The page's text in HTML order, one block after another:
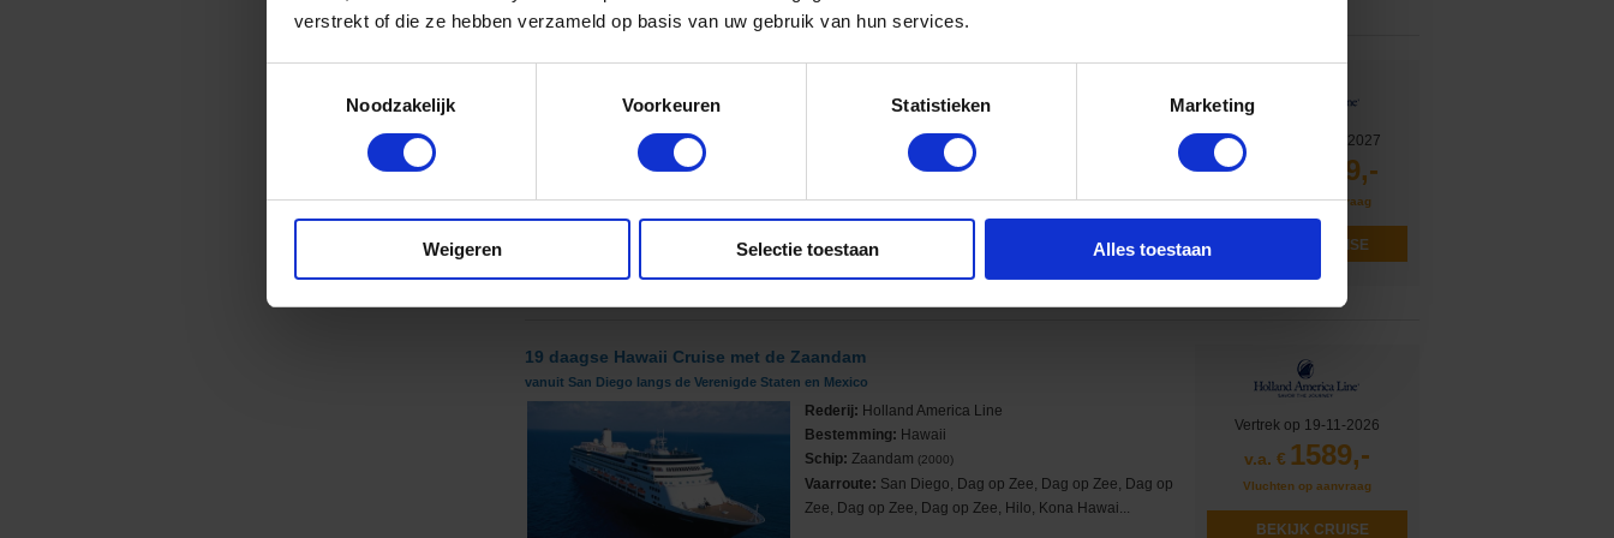
verstrekt of die ze hebben verzameld op basis van uw gebruik van hun services.
Noodzakelijk
Voorkeuren Statistieken Marketing
Weigeren Selectie toestaan Alles toestaan
vanuit Fort Lauderdale langs de Verenigde Staten, Kaaimaneilanden en Panama
Panamakanaal
Zaandam(2000)
Vaarroute:Fort Lauderdale, Dag op Zee, Grand Cayman,
Dag op Zee, Panama Canal Transit...
Cruise only (vluchten en transfers ook mogelijk)
Volpension (All inclusive is ook mogelijk)
Vertrek op 03-01-2027
v.a. € 13399,-
Vluchten op aanvraag
BEKIJK CRUISE
19 daagse Hawaii Cruise met de Zaandam
vanuit San Diego langs de Verenigde Staten en Mexico
Rederij: Holland America Line
Bestemming: Hawaii
Schip:Zaandam (2000)
Vaarroute: San Diego, Dag op Zee, Dag op Zee, Dag op
Zee, Dag op Zee, Dag op Zee, Hilo, Kona Hawai...
Vertrek op 19-11-2026
v.a. € 1589,-
Vluchten op aanvraag
BEKIJK CRUISE